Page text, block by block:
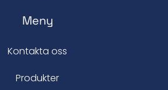
Meny
Kontakta oss
Produkter